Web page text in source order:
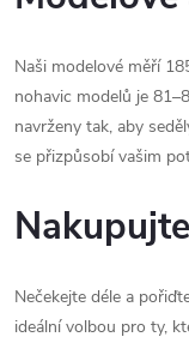
Naši modelové měří
nohavic modelů je
navrženy tak, aby
se přizpůsobí vašim
Nečekejte déle a
ideální volbou pro ty,